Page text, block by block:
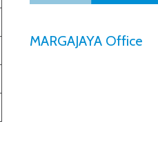
MARGAJAYA Office